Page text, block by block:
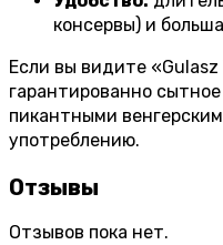
консервы) и
Если вы видите «Gulasz
гарантированно
пикантными
употреблению.
Отзывы
Отзывов пока нет.